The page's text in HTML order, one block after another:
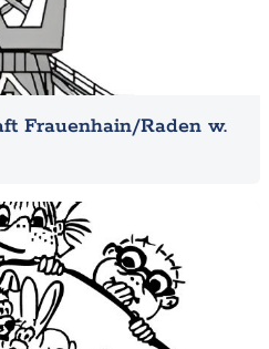
Frauenhain/Raden w.